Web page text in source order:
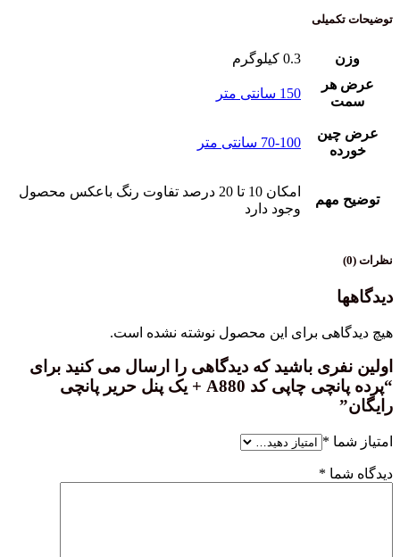
توضیحات تکمیلی
وزن
0.3 کیلوگرم
عرض هر
سمت
150 سانتی متر
عرض چین
خورده
70-100 سانتی متر
توضیح مهم
امکان 10 تا 20 درصد تفاوت رنگ باعکس محصول
وجود دارد
نظرات (0)
دیدگاهها
هیچ دیدگاهی برای این محصول نوشته نشده است.
اولین نفری باشید که دیدگاهی را ارسال می کنید برای
“پرده پانچی چاپی کد A880 + یک پنل حریر پانچی
رایگان”
امتیاز شما*
دیدگاه شما*